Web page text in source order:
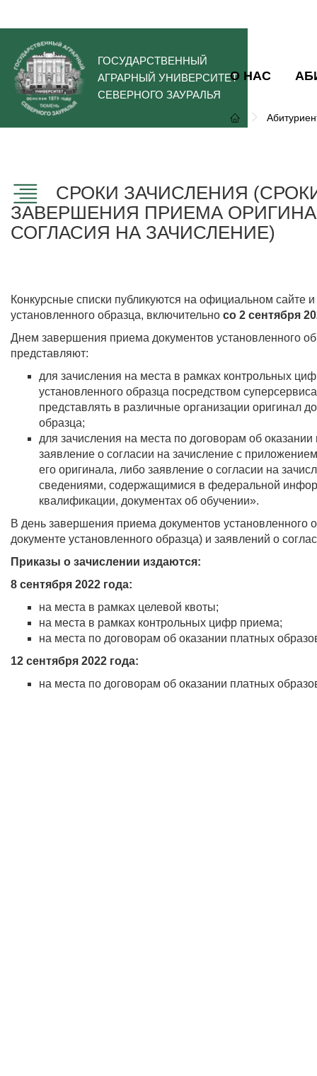
ГОСУДАРСТВЕННЫЙ
АГРАРНЫЙ УНИВЕРСИТЕТ
СЕВЕРНОГО ЗАУРАЛЬЯ
О НАС
СРОКИ ЗАЧИСЛЕНИЯ
ЗАВЕРШЕНИЯ ПРИЕМА
СОГЛАСИЯ НА ЗАЧИСЛЕНИЕ)
Конкурсные списки публикуются на официальном
установленного образца, включительно со 2 сентября
Днем завершения приема документов установленного
представляют:
для зачисления на места в рамках контрольных
установленного образца посредством
представлять в различные организации оригинал
образца;
для зачисления на места по договорам об
заявление о согласии на зачисление с
его оригинала, либо заявление о согласии на
сведениями, содержащимися в федеральной
квалификации, документах об обучении».
В день завершения приема документов установленного
документе установленного образца) и заявлений о
Приказы о зачислении издаются:
8 сентября 2022 года:
на места в рамках целевой квоты;
на места в рамках контрольных цифр приема;
на места по договорам об оказании платных
12 сентября 2022 года:
на места по договорам об оказании платных